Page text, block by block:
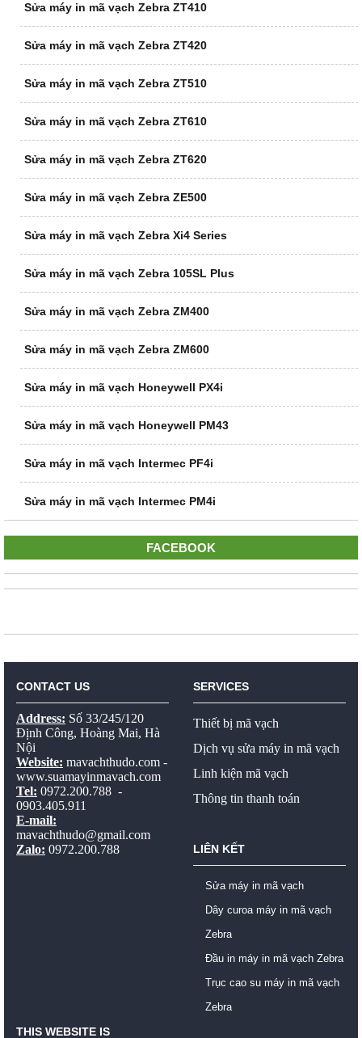
Sửa máy in mã vạch Zebra ZT410
Sửa máy in mã vạch Zebra ZT420
Sửa máy in mã vạch Zebra ZT510
Sửa máy in mã vạch Zebra ZT610
Sửa máy in mã vạch Zebra ZT620
Sửa máy in mã vạch Zebra ZE500
Sửa máy in mã vạch Zebra Xi4 Series
Sửa máy in mã vạch Zebra 105SL Plus
Sửa máy in mã vạch Zebra ZM400
Sửa máy in mã vạch Zebra ZM600
Sửa máy in mã vạch Honeywell PX4i
Sửa máy in mã vạch Honeywell PM43
Sửa máy in mã vạch Intermec PF4i
Sửa máy in mã vạch Intermec PM4i
FACEBOOK
CONTACT US
Address: Số 33/245/120
Định Công, Hoàng Mai, Hà
Nội
Website: mavachthudo.com -
www.suamayinmavach.com
Tel: 0972.200.788 -
0903.405.911
E-mail:
mavachthudo@gmail.com
Zalo: 0972.200.788
SERVICES
Thiết bị mã vạch
Dịch vụ sửa máy in mã vạch
Linh kiện mã vạch
Thông tin thanh toán
LIÊN KẾT
Sửa máy in mã vạch
Dây curoa máy in mã vạch
Zebra
Đầu in máy in mã vạch Zebra
Trục cao su máy in mã vạch
Zebra
THIS WEBSITE IS